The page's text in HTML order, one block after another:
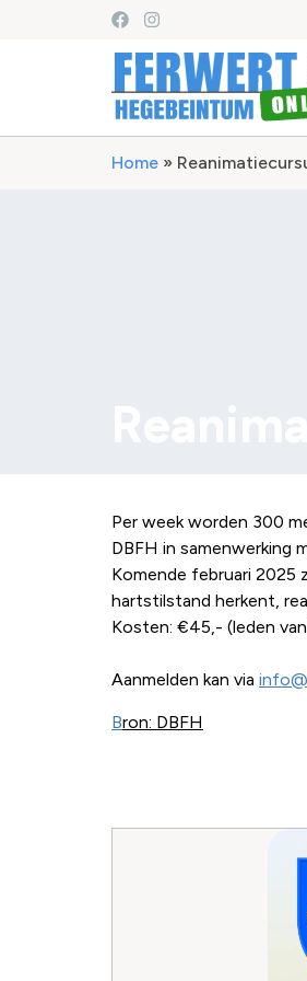
Home »
Per week worden 300
DBFH in samenwerking
Komende februari 2025
hartstilstand herkent,
Kosten: €45,- (leden
Aanmelden kan via
Bron: DBFH